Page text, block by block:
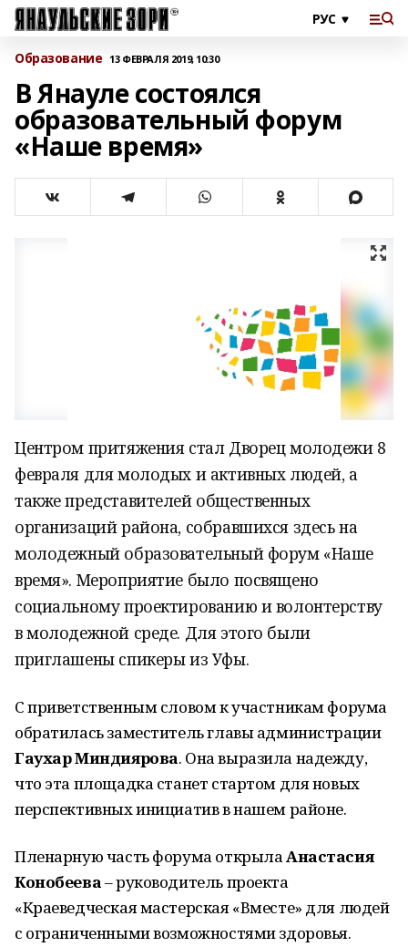
Образование 13 ФЕВРАЛЯ 2019, 10:30
В Янауле состоялся
образовательный форум
«Наше время»
Центром притяжения стал Дворец молодежи 8
февраля для молодых и активных людей, а
также представителей общественных
организаций района, собравшихся здесь на
молодежный образовательный форум «Наше
время». Мероприятие было посвящено
социальному проектированию и волонтерству
в молодежной среде. Для этого были
приглашены спикеры из Уфы.
С приветственным словом к участникам форума
обратилась заместитель главы администрации
Гаухар Миндиярова. Она выразила надежду,
что эта площадка станет стартом для новых
перспективных инициатив в нашем районе.
Пленарную часть форума открылаАнастасия
Конобеева– руководитель проекта
«Краеведческая мастерская «Вместе» для людей
с ограниченными возможностями здоровья.